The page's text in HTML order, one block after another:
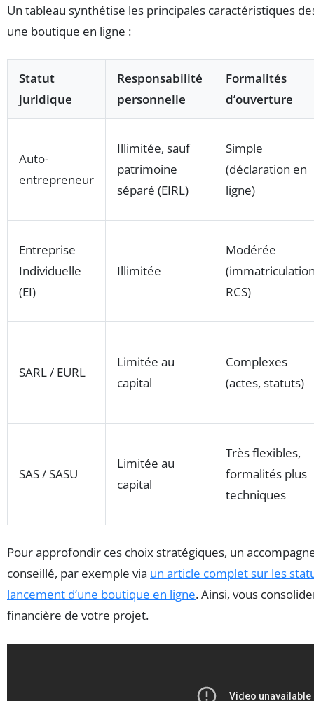
Un tableau synthétise les principales caractéristiques
une boutique en ligne :
Statut
juridique
Responsabilité
personnelle
Formalités
d’ouverture
Auto-
entrepreneur
Illimitée, sauf
patrimoine
séparé (EIRL)
Simple
(déclaration en
ligne)
Entreprise
Individuelle
(EI)
Illimitée
Modérée
RCS)
SARL / EURL
Limitée au
capital
Complexes
(actes, statuts)
SAS / SASU
Limitée au
capital
Très flexibles,
formalités plus
techniques
Pour approfondir ces choix stratégiques, un
conseillé, par exemple via un article complet sur les
lancement d’une boutique en ligne. Ainsi, vous
financière de votre projet.